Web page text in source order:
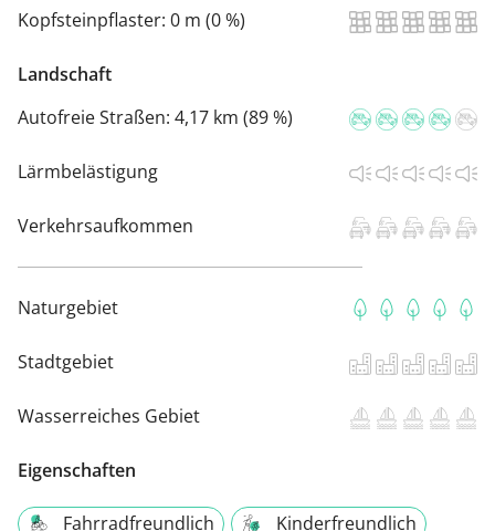
Kopfsteinpflaster: 0 m (0 %)
Landschaft
Autofreie Straßen: 4,17 km (89 %)
Lärmbelästigung
Verkehrsaufkommen
Naturgebiet
Stadtgebiet
Wasserreiches Gebiet
Eigenschaften
Fahrradfreundlich Kinderfreundlich